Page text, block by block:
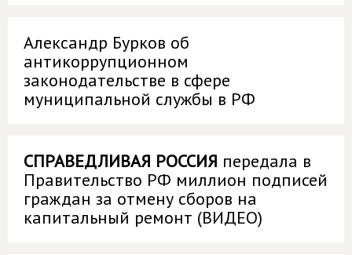
Александр Бурков об
антикоррупционном
законодательстве в сфере
муниципальной службы в РФ
СПРАВЕДЛИВАЯ РОССИЯ передала в
Правительство РФ миллион подписей
граждан за отмену сборов на
капитальный ремонт (ВИДЕО)